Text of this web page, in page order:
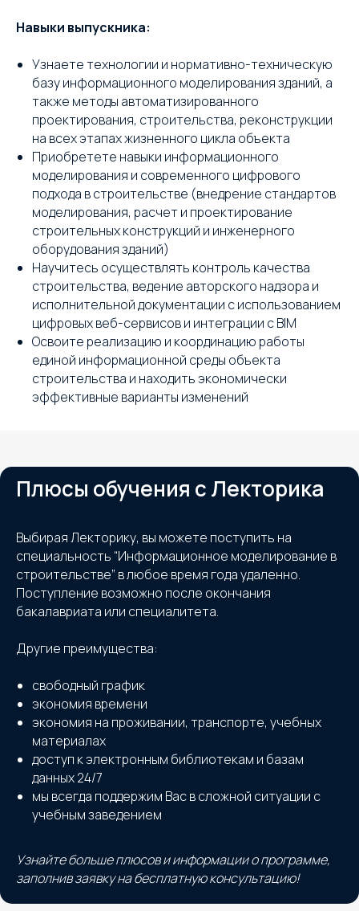
Навыки выпускника:
Узнаете технологии и нормативно-техническую
базу информационного моделирования зданий, а
также методы автоматизированного
проектирования, строительства, реконструкции
на всех этапах жизненного цикла объекта
Приобретете навыки информационного
моделирования и современного цифрового
подхода в строительстве (внедрение стандартов
моделирования, расчет и проектирование
строительных конструкций и инженерного
оборудования зданий)
Научитесь осуществлять контроль качества
строительства, ведение авторского надзора и
исполнительной документации с использованием
цифровых веб-сервисов и интеграции с BIM
Освоите реализацию и координацию работы
единой информационной среды объекта
строительства и находить экономически
эффективные варианты изменений
Плюсы обучения с Лекторика
Выбирая Лекторику, вы можете поступить на
специальность “Информационное моделирование в
строительстве” в любое время года удаленно.
Поступление возможно после окончания
бакалавриата или специалитета.
Другие преимущества:
свободный график
экономия времени
экономия на проживании, транспорте, учебных
материалах
доступ к электронным библиотекам и базам
данных 24/7
мы всегда поддержим Вас в сложной ситуации с
учебным заведением
Узнайте больше плюсов и информации о программе,
заполнив заявку на бесплатную консультацию!